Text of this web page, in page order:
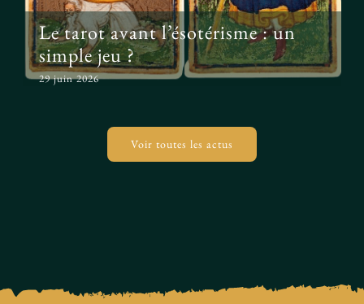
Le tarot avant l’ésotérisme : un
simple jeu ?
29 juin 2026
Voir toutes les actus